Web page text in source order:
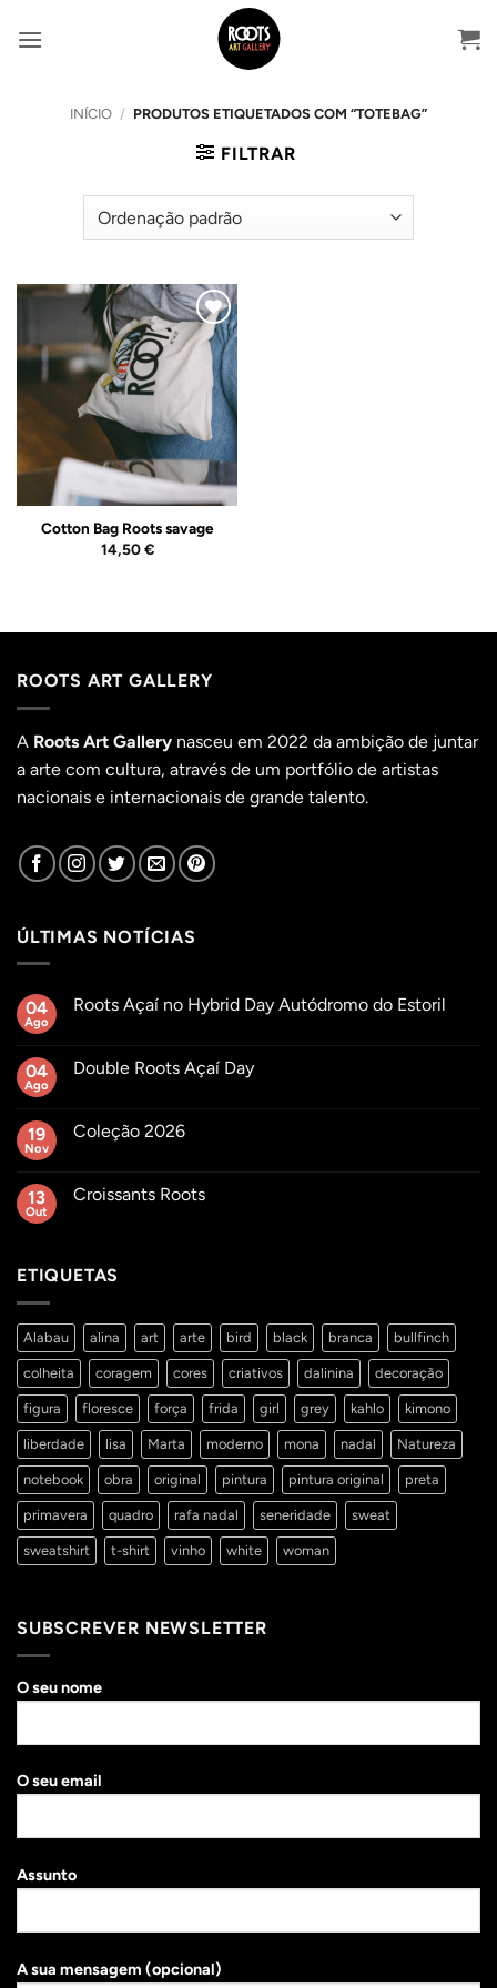
INÍCIO / PRODUTOS ETIQUETADOS COM “TOTEBAG”
FILTRAR
Adicionar
ao
Wishlist
Cotton Bag Roots savage
14,50€
ROOTS ART GALLERY
A Roots Art Gallery nasceu em 2022 da ambição de juntar
a arte com cultura, através de um portfólio de artistas
nacionais e internacionais de grande talento.
ÚLTIMAS NOTÍCIAS
04
Ago
Roots Açaí no Hybrid Day Autódromo do Estoril
Roots
Day
Autódromo
04
Ago
Double Roots Açaí Day
Double
19
Nov
Coleção 2026
Coleção
13
Out
Croissants Roots
Roots
ETIQUETAS
Alabau alina art arte bird black branca bullfinch
colheita coragem cores criativos dalinina decoração
figura floresce força frida girl grey kahlo kimono
liberdade lisa Marta moderno mona nadal Natureza
notebook obra original pintura pintura original preta
primavera quadro rafa nadal seneridade sweat
sweatshirt t-shirt vinho white woman
SUBSCREVER NEWSLETTER
O seu nome
O seu email
Assunto
A sua mensagem (opcional)